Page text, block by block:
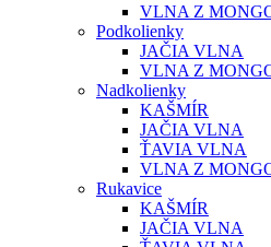
VLNA Z
Podkolienky
JAČIA VLNA
VLNA Z
Nadkolienky
KAŠMÍR
JAČIA VLNA
ŤAVIA VLNA
VLNA Z
Rukavice
KAŠMÍR
JAČIA VLNA